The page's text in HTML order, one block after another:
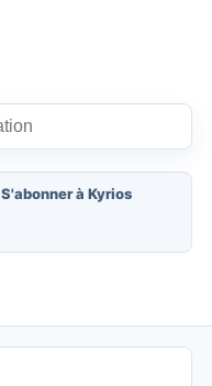
S'abonner à Kyrios